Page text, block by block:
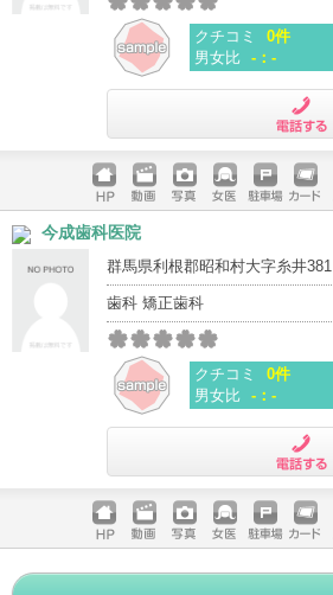
クチコミ
0件
男女比 -：-
ホームペ
ージ
動画 写真 女医 駐車場
クレジッ
今成歯科医院
群馬県利根郡昭和村大字糸井381
歯科 矯正歯科
クチコミ
0件
男女比 -：-
ホームペ
ージ
動画 写真 女医 駐車場
クレジッ
トカード